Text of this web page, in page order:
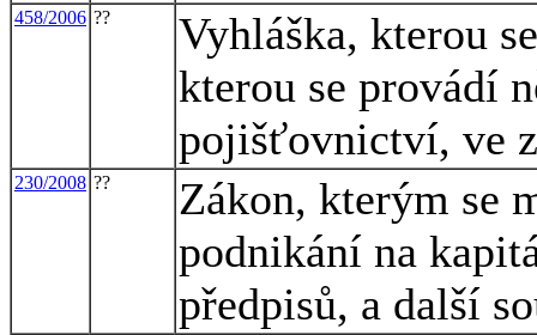
458/2006 ??
Vyhláška, kterou
kterou se provádí
pojišťovnictví, ve
230/2008 ??
Zákon, kterým se
podnikání na
předpisů, a další